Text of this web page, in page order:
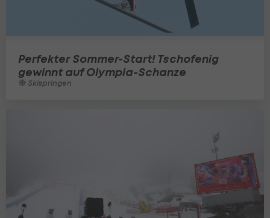
Perfekter Sommer-Start! Tschofenig
gewinnt auf Olympia-Schanze
Skispringen